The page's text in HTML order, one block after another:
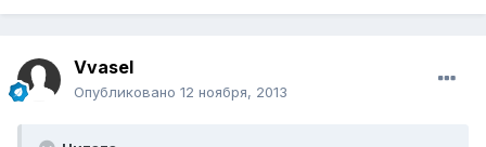
Vvasel
Опубликовано 12 ноября, 2013